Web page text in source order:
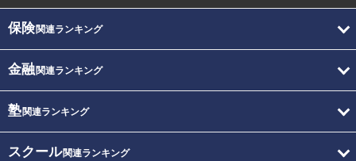
保険関連ランキング
金融関連ランキング
塾関連ランキング
スクール関連ランキング